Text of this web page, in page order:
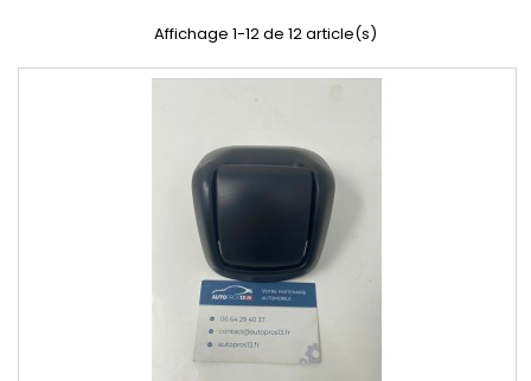
Affichage 1-12 de 12 article(s)